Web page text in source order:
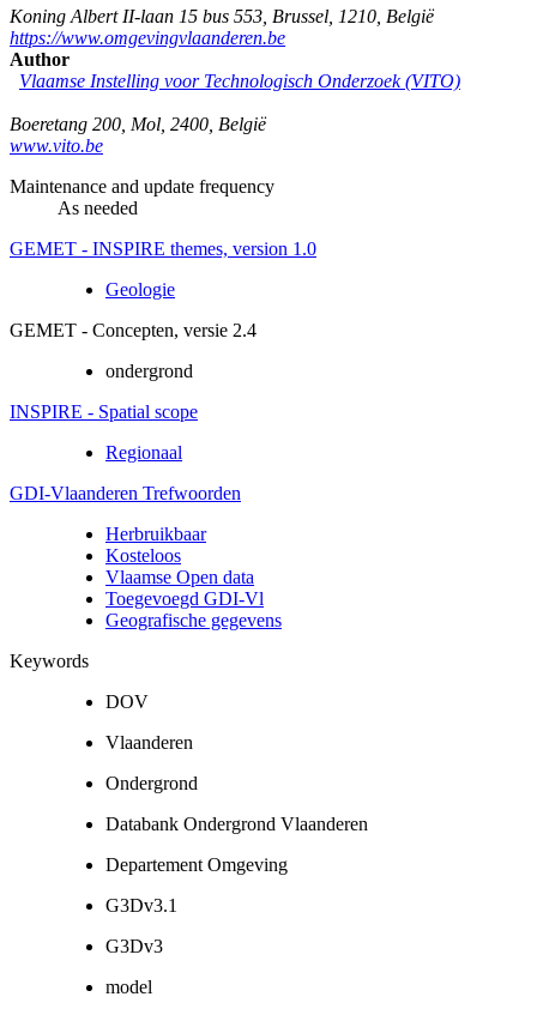
Koning Albert II-laan 15 bus 553 Brussel 1210 België
https://www.omgevingvlaanderen.be
Author
Vlaamse Instelling voor Technologisch Onderzoek (VITO)
Boeretang 200 Mol 2400 België
www.vito.be
Maintenance and update frequency
As needed
GEMET - INSPIRE themes, version 1.0
Geologie
GEMET - Concepten, versie 2.4
ondergrond
INSPIRE - Spatial scope
Regionaal
GDI-Vlaanderen Trefwoorden
Herbruikbaar
Kosteloos
Vlaamse Open data
Toegevoegd GDI-Vl
Geografische gegevens
Keywords
DOV
Vlaanderen
Ondergrond
Databank Ondergrond Vlaanderen
Departement Omgeving
G3Dv3.1
G3Dv3
model